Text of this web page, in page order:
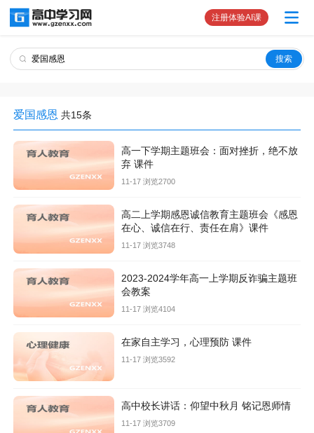
注册体验AI课
爱国感恩 共15条
高一下学期主题班会：面对挫折，绝不放
弃 课件
11-17 浏览2700
高二上学期感恩诚信教育主题班会《感恩
在心、诚信在行、责任在肩》课件
11-17 浏览3748
2023-2024学年高一上学期反诈骗主题班
会教案
11-17 浏览4104
在家自主学习，心理预防 课件
11-17 浏览3592
高中校长讲话：仰望中秋月 铭记恩师情
11-17 浏览3709